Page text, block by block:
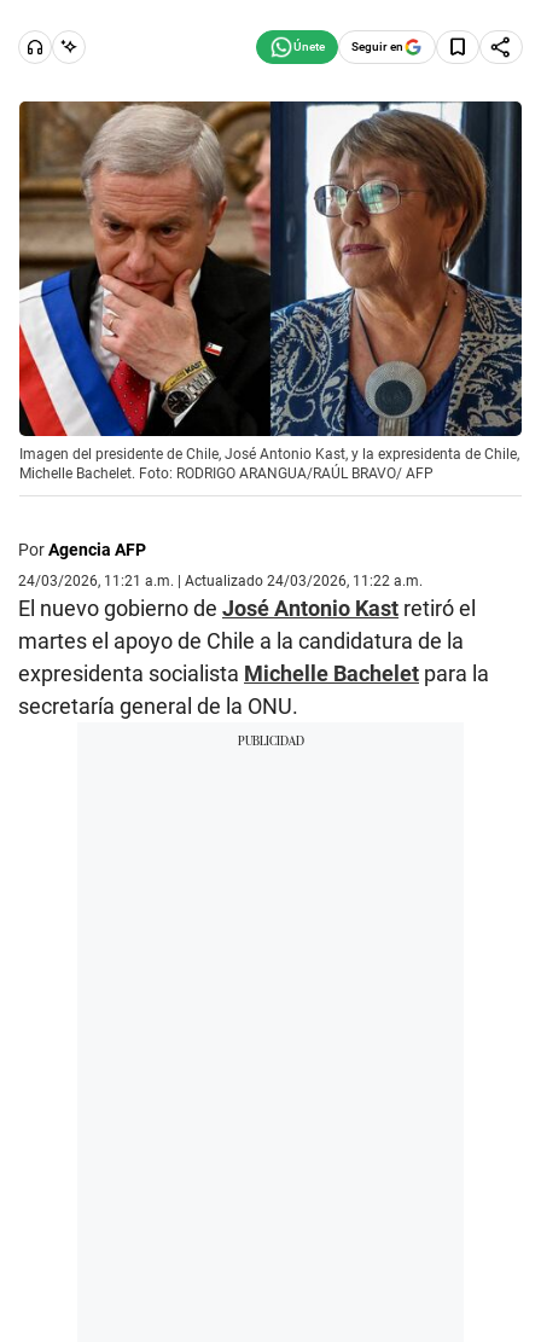
Seguir en
Imagen del presidente de Chile, José Antonio Kast, y la expresidenta de Chile,
Michelle Bachelet. Foto: RODRIGO ARANGUA/RAÚL BRAVO/ AFP
PorAgencia AFP
24/03/2026, 11:21 a.m. | Actualizado 24/03/2026, 11:22 a.m.
El nuevo gobierno de José Antonio Kast retiró el
martes el apoyo de Chile a la candidatura de la
expresidenta socialista Michelle Bachelet para la
secretaría general de la ONU.